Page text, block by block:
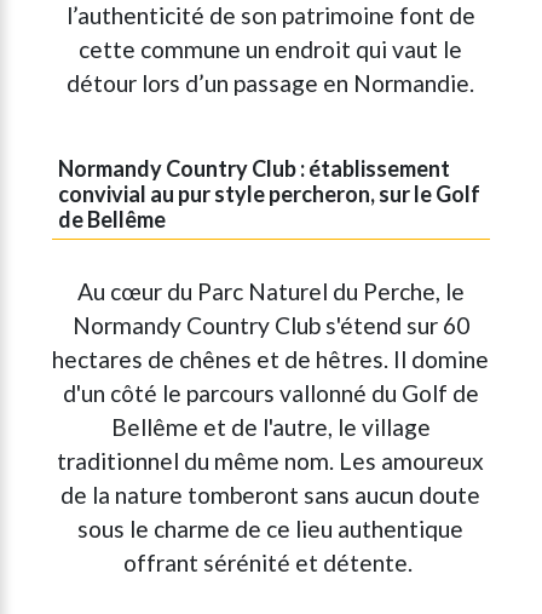
l’authenticité de son patrimoine font de
cette commune un endroit qui vaut le
détour lors d’un passage en Normandie.
Normandy Country Club : établissement
convivial au pur style percheron, sur le Golf
de Bellême
Au cœur du Parc Naturel du Perche, le
Normandy Country Club s'étend sur 60
hectares de chênes et de hêtres. Il domine
d'un côté le parcours vallonné du Golf de
Bellême et de l'autre, le village
traditionnel du même nom. Les amoureux
de la nature tomberont sans aucun doute
sous le charme de ce lieu authentique
offrant sérénité et détente.